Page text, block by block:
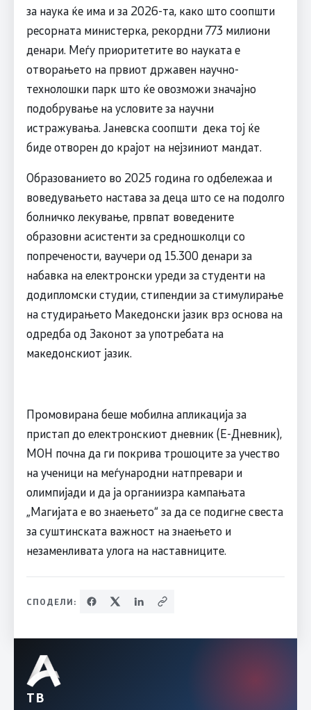
за наука ќе има и за 2026-та, како што соопшти
ресорната министерка, рекордни 773 милиони
денари. Меѓу приоритетите во науката е
отворањето на првиот државен научно-
технолошки парк што ќе овозможи значајно
подобрување на условите за научни
истражувања. Јаневска соопшти дека тој ќе
биде отворен до крајот на нејзиниот мандат.
Образованието во 2025 година го одбележаа и
воведувањето настава за деца што се на подолго
болничко лекување, првпат воведените
образовни асистенти за средношколци со
попречености, ваучери од 15.300 денари за
набавка на електронски уреди за студенти на
додипломски студии, стипендии за стимулирање
на студирањето Македонски јазик врз основа на
одредба од Законот за употребата на
македонскиот јазик.
Промовирана беше мобилна апликација за
пристап до електронскиот дневник (Е-Дневник),
МОН почна да ги покрива трошоците за учество
на ученици на меѓународни натпревари и
олимпијади и да ја органиизра кампањата
„Магијата е во знаењето“ за да се подигне свеста
за суштинската важност на знаењето и
незаменливата улога на наставниците.
СПОДЕЛИ:
ТВ